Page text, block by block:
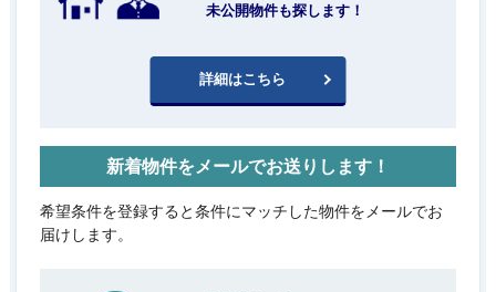
未公開物件も探します！
詳細はこちら
新着物件をメールでお送りします！
希望条件を登録すると条件にマッチした物件をメールでお
届けします。